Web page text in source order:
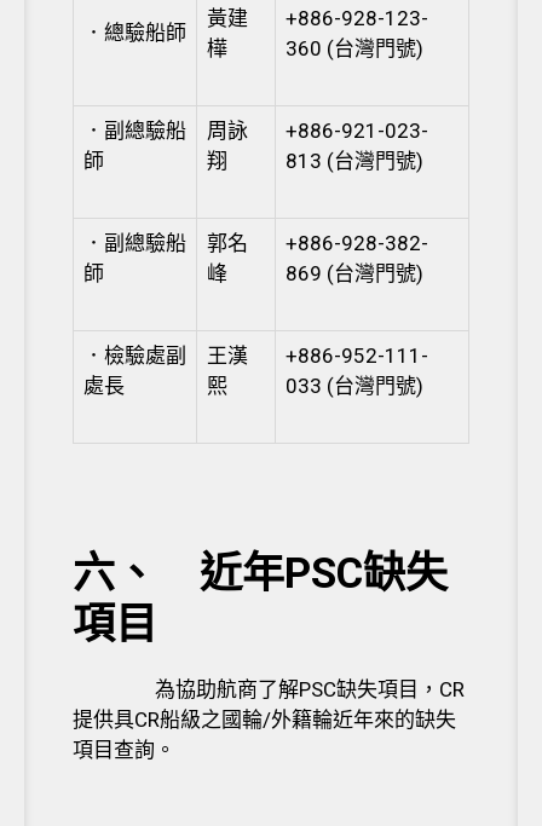
．總驗船師
黃建
樺
+886-928-123-
360 (台灣門號)
．副總驗船
師
周詠
翔
+886-921-023-
813 (台灣門號)
．副總驗船
師
郭名
峰
+886-928-382-
869 (台灣門號)
．檢驗處副
處長
王漢
熙
+886-952-111-
033 (台灣門號)
六、 近年PSC缺失
項目
為協助航商了解PSC缺失項目，CR
提供具CR船級之國輪/外籍輪近年來的缺失
項目查詢。